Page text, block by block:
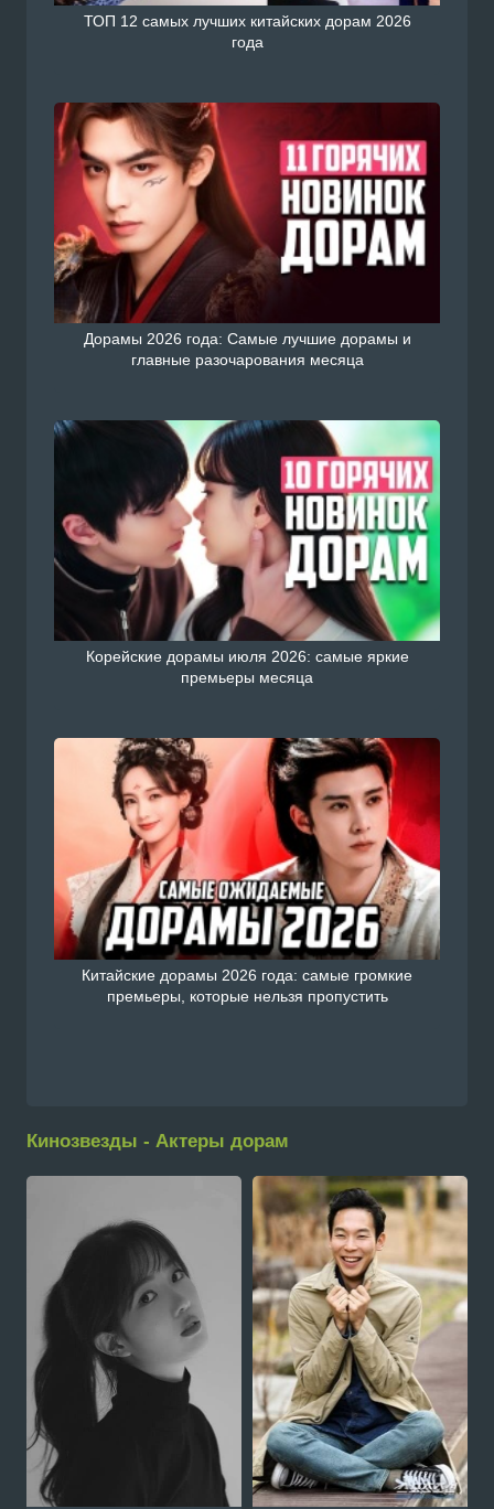
ТОП 12 самых лучших китайских дорам 2026
года
Дорамы 2026 года: Самые лучшие дорамы и
главные разочарования месяца
Корейские дорамы июля 2026: самые яркие
премьеры месяца
Китайские дорамы 2026 года: самые громкие
премьеры, которые нельзя пропустить
Кинозвезды - Актеры дорам